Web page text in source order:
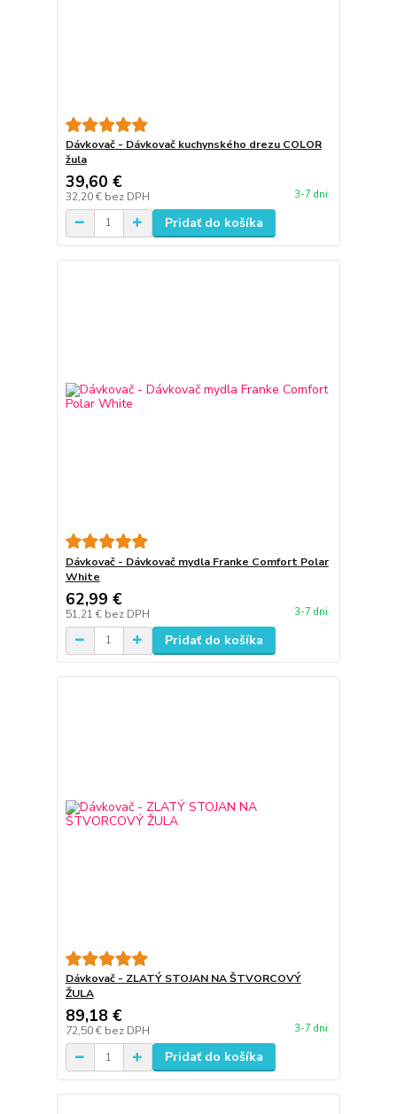
Dávkovač - Dávkovač kuchynského drezu COLOR
žula
39,60 €
32,20 € bez DPH 3-7 dni
Pridať do košíka
Dávkovač - Dávkovač mydla Franke Comfort Polar
White
62,99 €
51,21 € bez DPH 3-7 dni
Pridať do košíka
Dávkovač - ZLATÝ STOJAN NA ŠTVORCOVÝ
ŽULA
89,18 €
72,50 € bez DPH 3-7 dni
Pridať do košíka